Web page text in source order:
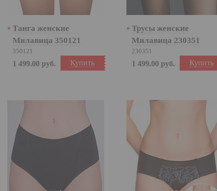
Танга женские
Милавица 350121
350121
Купить
1 499.00 руб.
Трусы женские
Милавица 230351
230351
Купить
1 499.00 руб.